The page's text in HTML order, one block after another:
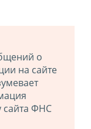
о
на сайте
сайта ФНС